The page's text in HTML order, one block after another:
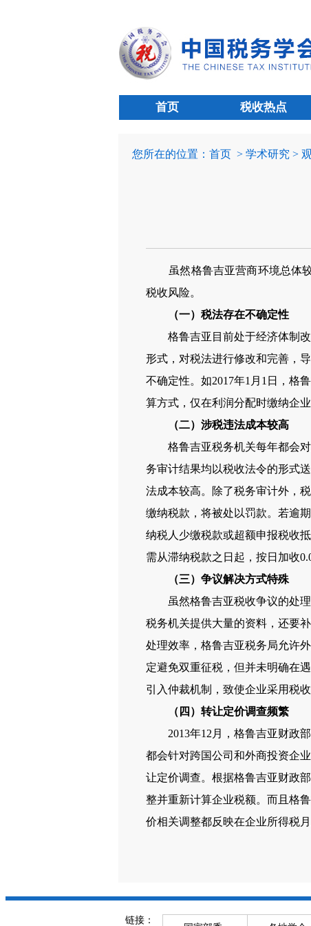
首页 税收热点
您所在的位置： 首页 > 学术研究 >
虽然格鲁吉亚营商环境总体
税收风险。
（一）税法存在不确定性
格鲁吉亚目前处于经济体制改
形式，对税法进行修改和完善，
不确定性。如2017年1月1日，格
算方式，仅在利润分配时缴纳企
（二）涉税违法成本较高
格鲁吉亚税务机关每年都会对
务审计结果均以税收法令的形式
法成本较高。除了税务审计外，
缴纳税款，将被处以罚款。若逾
纳税人少缴税款或超额申报税收
需从滞纳税款之日起，按日加收
（三）争议解决方式特殊
虽然格鲁吉亚税收争议的处理
税务机关提供大量的资料，还要
处理效率，格鲁吉亚税务局允许
定避免双重征税，但并未明确在
引入仲裁机制，致使企业采用税
（四）转让定价调查频繁
2013年12月，格鲁吉亚财政部
都会针对跨国公司和外商投资企
让定价调查。根据格鲁吉亚财政
整并重新计算企业税额。而且格
价相关调整都反映在企业所得税
链接：